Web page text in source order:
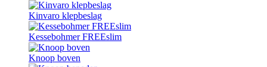
Kinvaro klepbeslag
Kessebohmer FREEslim
Knoop boven